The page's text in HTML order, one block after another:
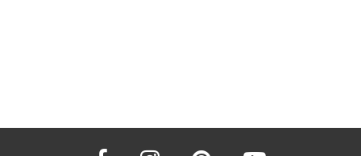
facebook instagram